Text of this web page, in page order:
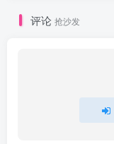
评论 抢沙发